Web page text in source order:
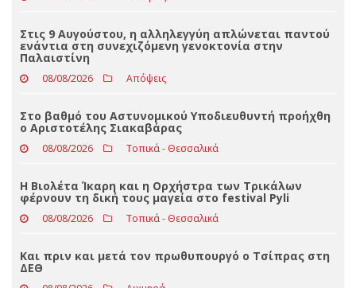
Τραγωδία στην Πάρο: Πνίγηκε 4χρονος σε πισίνα
beach bar, βούτηξε ο μπάρμαν για να τον σώσει
08/08/2026
ενάντια στη συνεχιζόμενη γενοκτονία στην
Παλαιστίνη
08/08/2026 Απόψεις
Στο βαθμό του Αστυνομικού Υποδιευθυντή προήχθη
ο Αριστοτέλης Σιακαβάρας
08/08/2026 Τοπικά - Θεσσαλικά
Η Βιολέτα Ίκαρη και η Ορχήστρα των Τρικάλων
φέρνουν τη δική τους μαγεία στο festival Pyli